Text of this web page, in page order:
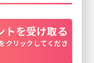
トを受け取る
クリックしてくださ